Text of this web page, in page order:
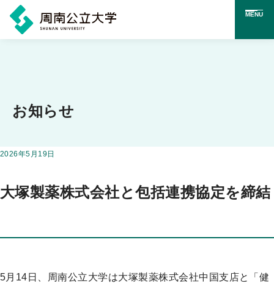
ツ
プ
MENU
お知らせ
掲載日：
2026年5月19日
この投稿のカテゴリー
大塚製薬株式会社と包括連携協定を締結
5月14日、周南公立大学は大塚製薬株式会社中国支店と「健